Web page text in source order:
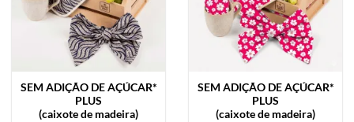
SEM ADIÇÃO DE AÇÚCAR*
PLUS
(caixote de madeira)
SEM ADIÇÃO DE AÇÚCAR*
PLUS
(caixote de madeira)